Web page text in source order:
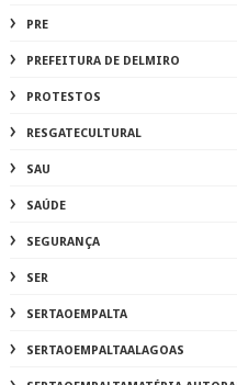
PRE
PREFEITURA DE DELMIRO
PROTESTOS
RESGATECULTURAL
SAU
SAÚDE
SEGURANÇA
SER
SERTAOEMPALTA
SERTAOEMPALTAALAGOAS